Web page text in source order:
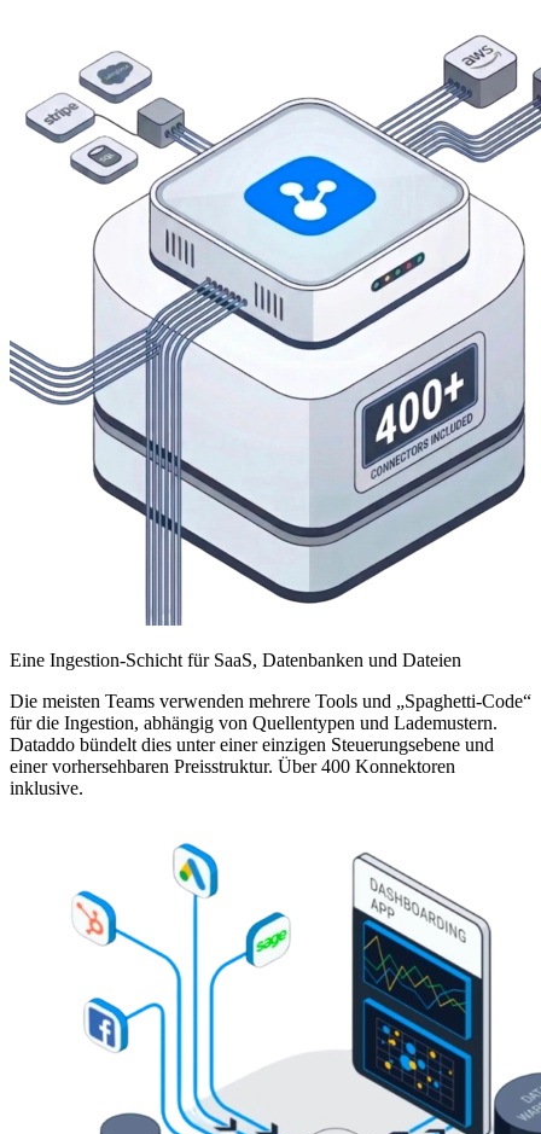
Eine Ingestion-Schicht für SaaS, Datenbanken und Dateien
Die meisten Teams verwenden mehrere Tools und „Spaghetti-Code“
für die Ingestion, abhängig von Quellentypen und Lademustern.
Dataddo bündelt dies unter einer einzigen Steuerungsebene und
einer vorhersehbaren Preisstruktur. Über 400 Konnektoren
inklusive.